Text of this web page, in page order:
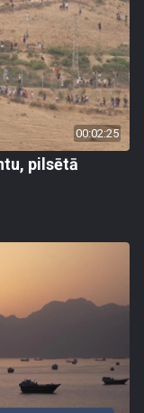
00:02:25
pilsētā